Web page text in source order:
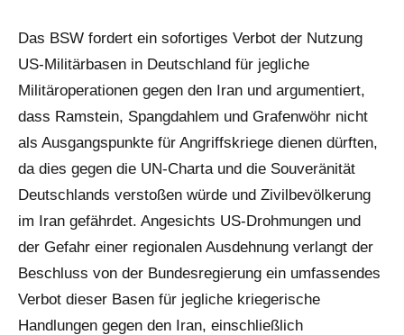
Das BSW fordert ein sofortiges Verbot der Nutzung
US-Militärbasen in Deutschland für jegliche
Militäroperationen gegen den Iran und argumentiert,
dass Ramstein, Spangdahlem und Grafenwöhr nicht
als Ausgangspunkte für Angriffskriege dienen dürften,
da dies gegen die UN-Charta und die Souveränität
Deutschlands verstoßen würde und Zivilbevölkerung
im Iran gefährdet. Angesichts US-Drohmungen und
der Gefahr einer regionalen Ausdehnung verlangt der
Beschluss von der Bundesregierung ein umfassendes
Verbot dieser Basen für jegliche kriegerische
Handlungen gegen den Iran, einschließlich